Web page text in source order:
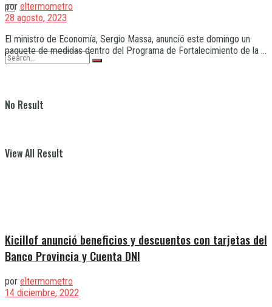
No Result
View All Result
por eltermometro
28 agosto, 2023
El ministro de Economía, Sergio Massa, anunció este domingo un
paquete de medidas dentro del Programa de Fortalecimiento de la ...
Kicillof anunció beneficios y descuentos con tarjetas del
Banco Provincia y Cuenta DNI
por eltermometro
14 diciembre, 2022